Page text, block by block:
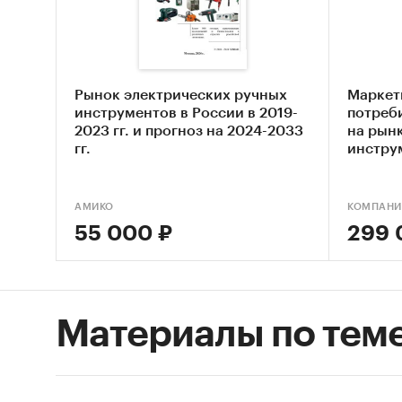
Цель
Рынок электрических ручных
инструментов в России в 2019-
2023 гг. и прогноз на 2024-2033
гг.
АМИКО
55 000 ₽
на
299
Материалы по